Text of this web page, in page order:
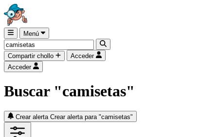
Menú
Compartir chollo
Acceder
Acceder
Buscar "camisetas"
Crear alerta Crear alerta para "camisetas"